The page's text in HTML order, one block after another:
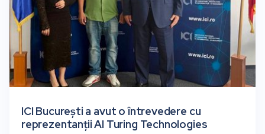
ICI București a avut o întrevedere cu
reprezentanții AI Turing Technologies